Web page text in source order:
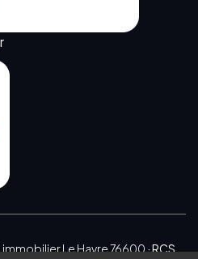
Le Havre 76600· RCS